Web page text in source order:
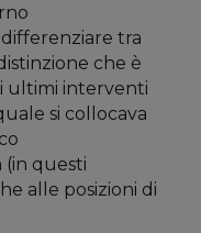
tra
che è
ultimi interventi
si collocava
(in questi
alle posizioni di